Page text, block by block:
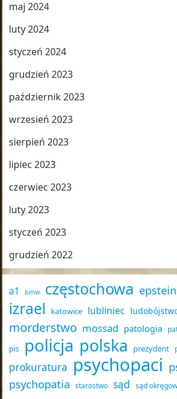
maj 2024
luty 2024
styczeń 2024
grudzień 2023
październik 2023
wrzesień 2023
sierpień 2023
lipiec 2023
czerwiec 2023
luty 2023
styczeń 2023
grudzień 2022
a1 bmw częstochowa epstein
izrael katowice lubliniec
morderstwo mossad patologia
pis policja polska prezydent
prokuratura psychopaci
psychopatia
starostwo sąd sąd